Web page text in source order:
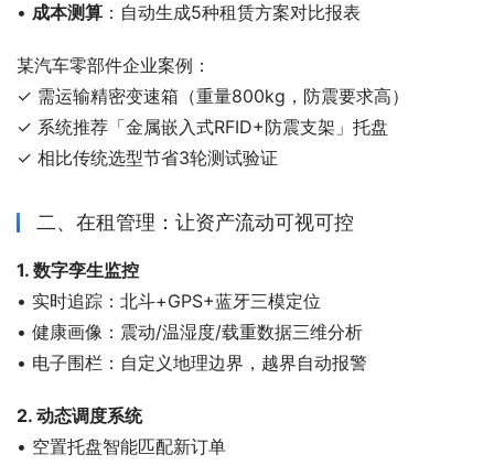
• 成本测算 ：自动生成5种租赁方案对比报表
某汽车零部件企业案例：
✓ 需运输精密变速箱（重量800kg，防震要求高）
✓ 系统推荐「金属嵌入式RFID+防震支架」托盘
✓ 相比传统选型节省3轮测试验证
二、在租管理：让资产流动可视可控
1. 数字孪生监控
• 实时追踪：北斗+GPS+蓝牙三模定位
• 健康画像：震动/温湿度/载重数据三维分析
• 电子围栏：自定义地理边界，越界自动报警
2. 动态调度系统
• 空置托盘智能匹配新订单